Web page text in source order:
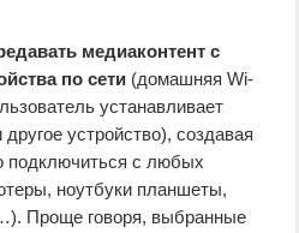
медиаконтент с
по сети (домашняя Wi-
устанавливает
устройство), создавая
подключиться с любых
ноутбуки планшеты,
Проще говоря, выбранные